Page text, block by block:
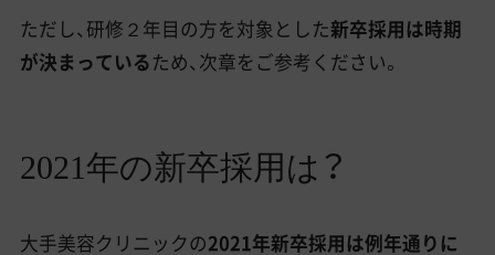
ただし、研修２年目の方を対象とした新卒採用は時期
が決まっているため、次章をご参考ください。
2021年の新卒採用は？
大手美容クリニックの2021年新卒採用は例年通りに